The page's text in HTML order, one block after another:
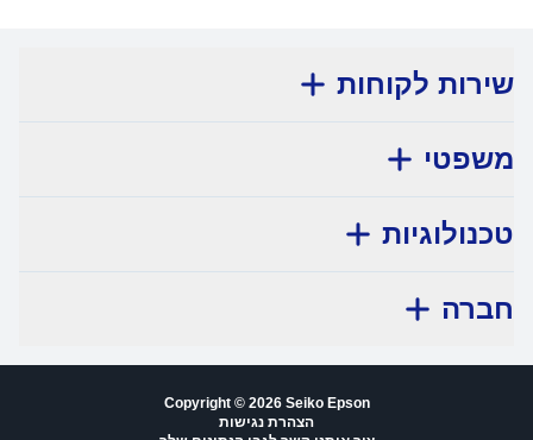
שירות לקוחות
משפטי
טכנולוגיות
חברה
Copyright © 2026 Seiko Epson
הצהרת נגישות